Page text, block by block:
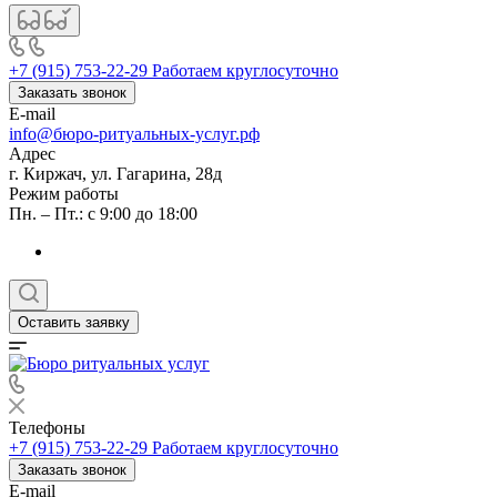
+7 (915) 753-22-29 Работаем круглосуточно
Заказать звонок
E-mail
info@бюро-ритуальных-услуг.рф
Адрес
г. Киржач, ул. Гагарина, 28д
Режим работы
Пн. – Пт.: с 9:00 до 18:00
Оставить заявку
Телефоны
+7 (915) 753-22-29 Работаем круглосуточно
Заказать звонок
E-mail